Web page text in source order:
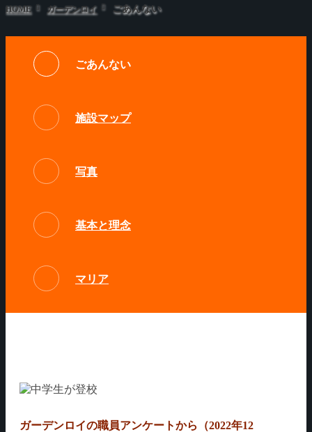
HOME ガーデンロイ ごあんない
ごあんない
施設マップ
写真
基本と理念
マリア
ガーデンロイの職員アンケートから（2022年12